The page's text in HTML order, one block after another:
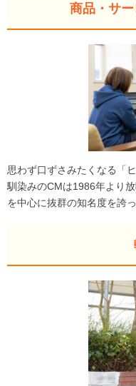
商品・サ
思わず口ずさみたくなる「
馴染みのCMは1986年より
を中心に抜群の知名度を誇っ